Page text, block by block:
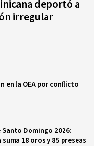
deportó a
irregular
en la OEA por conflicto
Domingo 2026:
18 oros y 85 preseas